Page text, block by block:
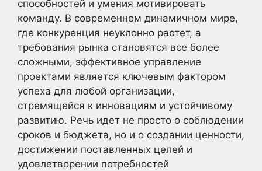
способностей и умения мотивировать
команду. В современном динамичном мире,
где конкуренция неуклонно растет, а
требования рынка становятся все более
сложными, эффективное управление
проектами является ключевым фактором
успеха для любой организации,
стремящейся к инновациям и устойчивому
развитию. Речь идет не просто о соблюдении
сроков и бюджета, но и о создании ценности,
достижении поставленных целей и
удовлетворении потребностей